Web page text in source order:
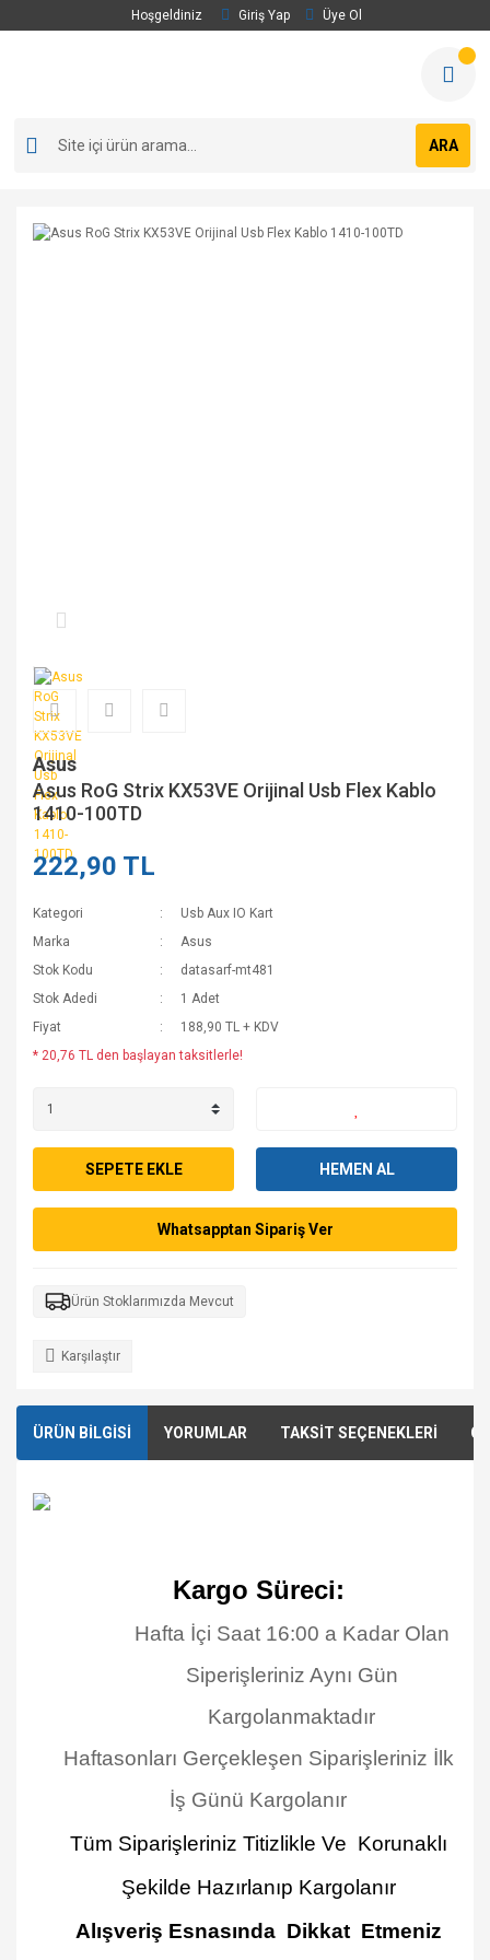
Hoşgeldiniz Giriş Yap Üye Ol
ARA
Asus
Asus RoG Strix KX53VE Orijinal Usb Flex Kablo
1410-100TD
222,90 TL
Kategori
Usb Aux IO Kart
Marka
Asus
Stok Kodu
datasarf-mt481
Stok Adedi
1 Adet
Fiyat
188,90 TL + KDV
* 20,76 TL den başlayan taksitlerle!
SEPETE EKLE HEMEN AL
Whatsapptan Sipariş Ver
Ürün Stoklarımızda Mevcut
Karşılaştır
ÜRÜN BİLGİSİ YORUMLAR TAKSİT SEÇENEKLERİ
Kargo Süreci:
Hafta İçi Saat 16:00 a Kadar Olan
Siperişleriniz Aynı Gün
Kargolanmaktadır
Haftasonları Gerçekleşen Siparişleriniz İlk
İş Günü Kargolanır
Tüm Siparişleriniz Titizlikle Ve Korunaklı
Şekilde Hazırlanıp Kargolanır
Alışveriş Esnasında Dikkat Etmeniz